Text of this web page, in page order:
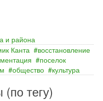
и района
Канта
восстановление
поселок
общество культура
тегу)